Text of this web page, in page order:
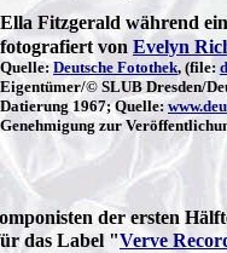
Ella Fitzgerald während
fotografiert von Evelyn
Quelle: Deutsche Fotothek, (file:
Eigentümer/© SLUB Dresden/
Datierung 1967; Quelle:
Genehmigung zur
der ersten
das Label "Verve